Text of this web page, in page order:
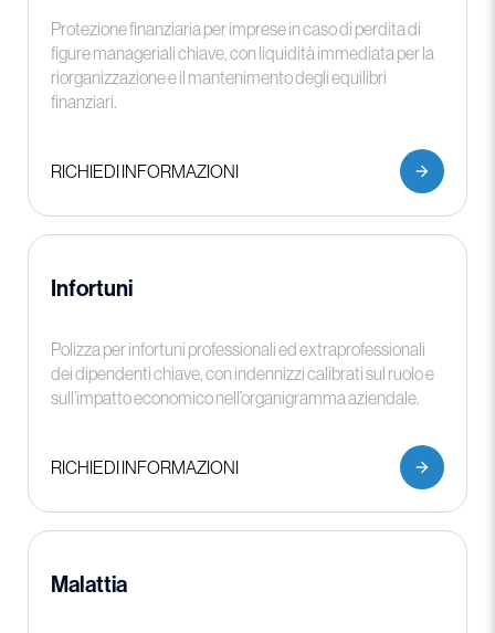
Protezione finanziaria per imprese in caso di perdita di
figure manageriali chiave, con liquidità immediata per la
riorganizzazione e il mantenimento degli equilibri
finanziari.
RICHIEDI INFORMAZIONI
Infortuni
Polizza per infortuni professionali ed extraprofessionali
dei dipendenti chiave, con indennizzi calibrati sul ruolo e
sull’impatto economico nell’organigramma aziendale.
RICHIEDI INFORMAZIONI
Malattia